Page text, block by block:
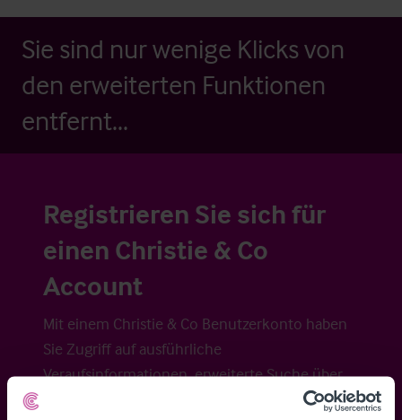
Sie sind nur wenige Klicks von
den erweiterten Funktionen
entfernt...
Registrieren Sie sich für
einen Christie & Co
Account
Mit einem Christie & Co Benutzerkonto haben
Sie Zugriff auf ausführliche
Veraufsinformationen, erweiterte Suche über